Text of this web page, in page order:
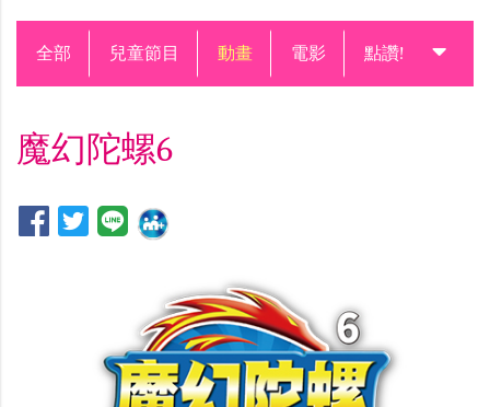
全部 兒童節目 動畫 電影 點讚!升級中
魔幻陀螺6